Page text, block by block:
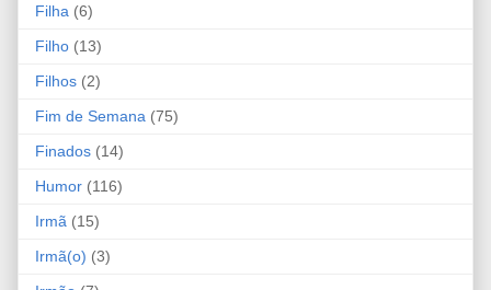
Filha (6)
Filho (13)
Filhos (2)
Fim de Semana (75)
Finados (14)
Humor (116)
Irmã (15)
Irmã(o) (3)